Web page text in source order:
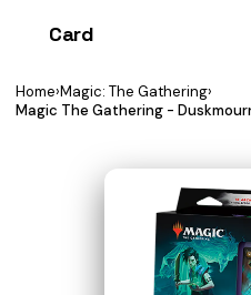
Card
Home›Magic: The Gathering›
Magic The Gathering -